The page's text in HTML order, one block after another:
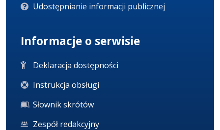
Udostępnianie informacji publicznej
Informacje o serwisie
Deklaracja dostępności
Instrukcja obsługi
Słownik skrótów
Zespół redakcyjny